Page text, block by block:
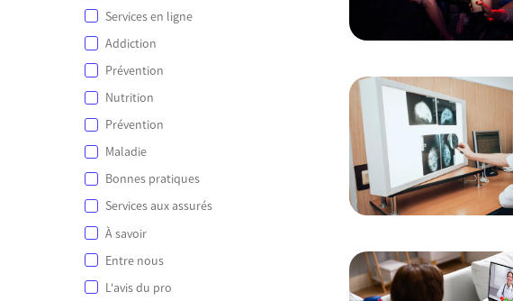
Services en ligne
Addiction
Prévention
Nutrition
Prévention
Maladie
Bonnes pratiques
Services aux assurés
À savoir
Entre nous
L'avis du pro